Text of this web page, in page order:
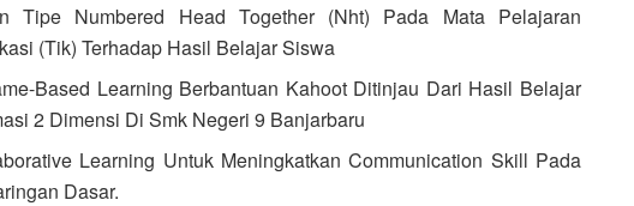
Tipe Numbered Head Together (Nht) Pada Mata Pelajaran
(Tik) Terhadap Hasil Belajar Siswa
Based Learning Berbantuan Kahoot Ditinjau Dari Hasil Belajar
2 Dimensi Di Smk Negeri 9 Banjarbaru
Learning Untuk Meningkatkan Communication Skill Pada
Dasar.